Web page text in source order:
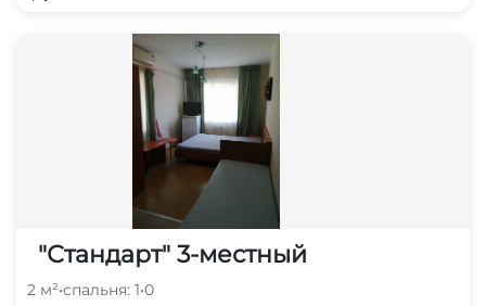
"Стандарт" 3-местный
2 м²•спальня: 1•0